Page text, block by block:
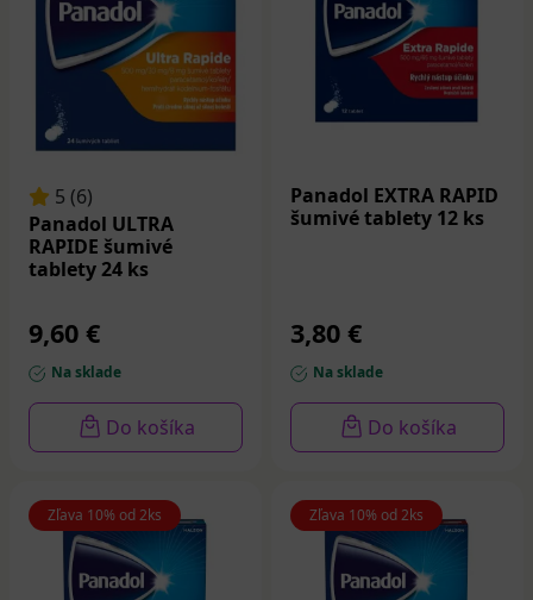
5 (6)
Panadol ULTRA
RAPIDE šumivé
tablety 24 ks
9,60 €
Na sklade
Do košíka
Panadol EXTRA RAPID
šumivé tablety 12 ks
3,80 €
Na sklade
Do košíka
Zľava 10% od 2ks Zľava 10% od 2ks